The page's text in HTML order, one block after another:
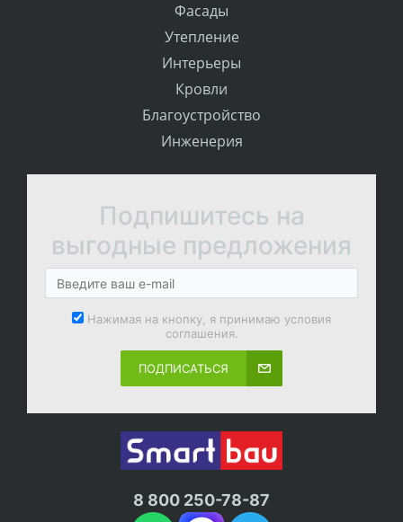
Фасады
Утепление
Интерьеры
Кровли
Благоустройство
Инженерия
Подпишитесь на
выгодные предложения
Нажимая на кнопку, я принимаю условия
соглашения.
ПОДПИСАТЬСЯ
8 800 250-78-87